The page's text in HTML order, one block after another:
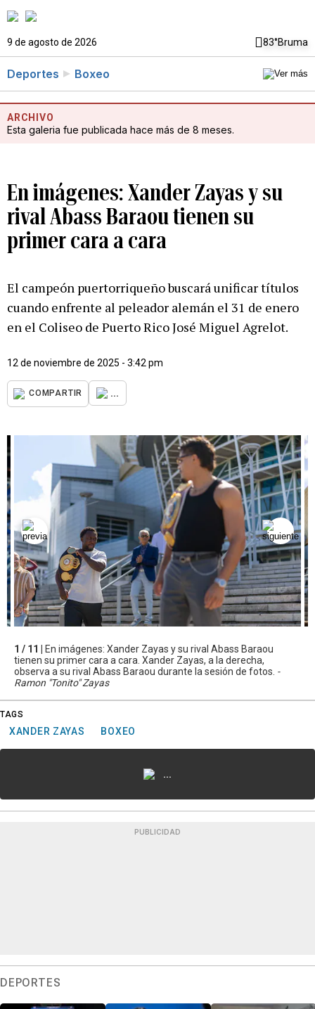
9 de agosto de 2026 83°Bruma
Deportes Boxeo
ARCHIVO
Esta galeria fue publicada hace más de 8 meses.
En imágenes: Xander Zayas y su
rival Abass Baraou tienen su
primer cara a cara
El campeón puertorriqueño buscará unificar títulos
cuando enfrente al peleador alemán el 31 de enero
en el Coliseo de Puerto Rico José Miguel Agrelot.
12 de noviembre de 2025 - 3:42 pm
COMPARTIR ...
1 / 11 |
En imágenes: Xander Zayas y su rival Abass Baraou
tienen su primer cara a cara. Xander Zayas, a la derecha,
observa a su rival Abass Baraou durante la sesión de fotos. -
Ramon "Tonito" Zayas
TAGS
XANDER ZAYAS BOXEO
...
PUBLICIDAD
DEPORTES